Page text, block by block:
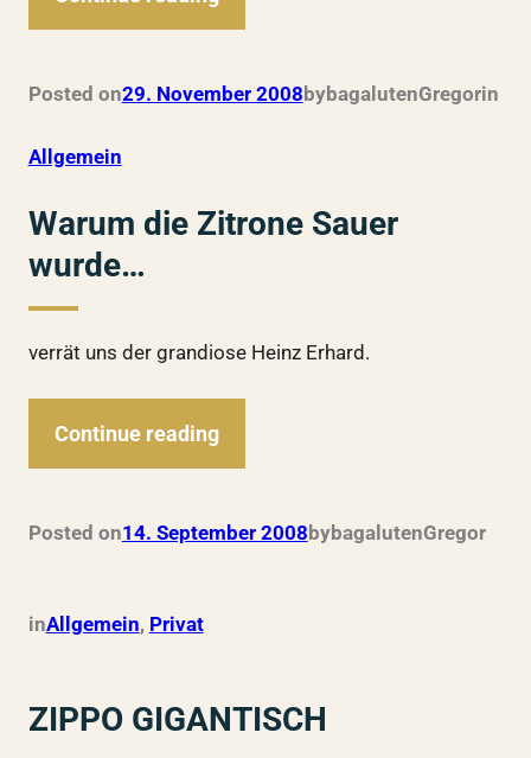
Posted on29. November 2008 bybagalutenGregorin
Allgemein
Warum die Zitrone Sauer
wurde…
verrät uns der grandiose Heinz Erhard.
Continue reading
Posted on14. September 2008bybagalutenGregor
inAllgemein, Privat
ZIPPO GIGANTISCH